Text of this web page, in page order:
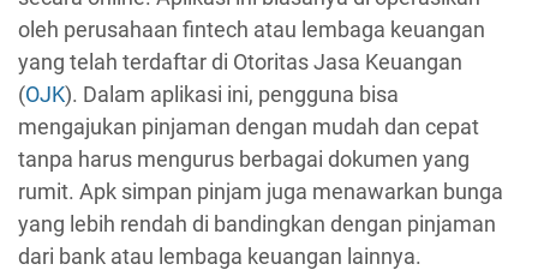
oleh perusahaan fintech atau lembaga keuangan
yang telah terdaftar di Otoritas Jasa Keuangan
(OJK). Dalam aplikasi ini, pengguna bisa
mengajukan pinjaman dengan mudah dan cepat
tanpa harus mengurus berbagai dokumen yang
rumit. Apk simpan pinjam juga menawarkan bunga
yang lebih rendah di bandingkan dengan pinjaman
dari bank atau lembaga keuangan lainnya.